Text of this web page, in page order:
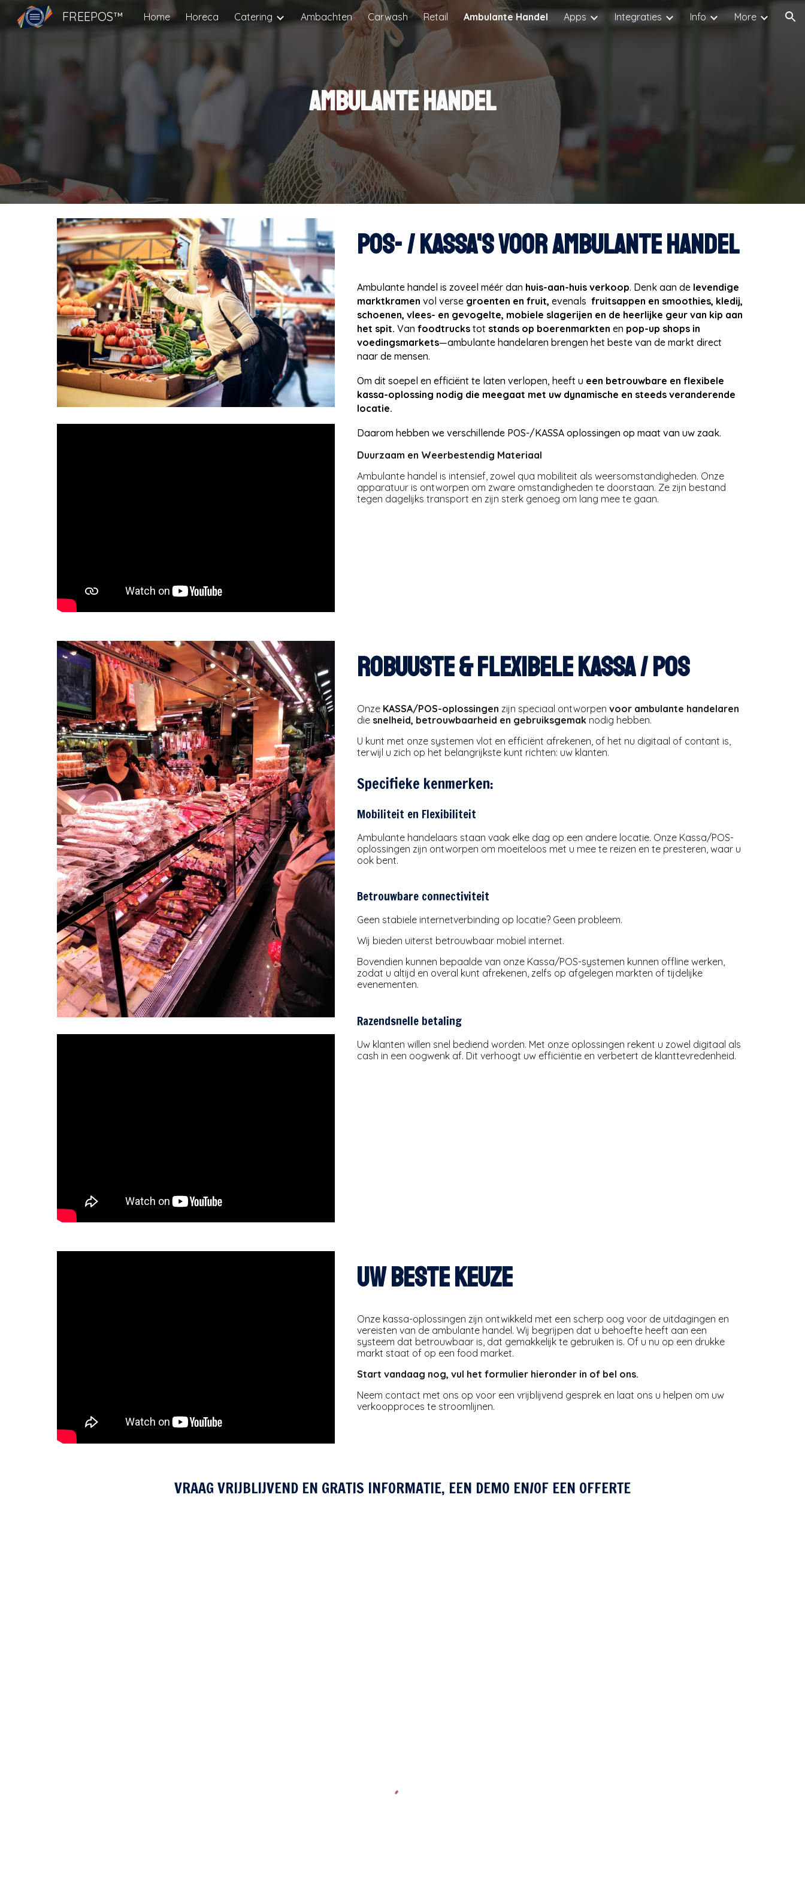
Skip to main content Skip to navigation
FREEPOS™ Home Horeca Catering Ambachten Carwash Retail Ambulante Handel Apps Integraties Info More
AMBULANTE HANDEL
POS- /KASSA'SVOORambulante handel
Ambulante handel is zoveel méér dan huis-aan-huis verkoop. Denk aan de levendige
marktkramen vol verse groenten en fruit,evenalsfruitsappen en smoothies, kledij,
schoenen, vlees- en gevogelte, mobiele slagerijen en de heerlijke geur van kip aan
het spit. Vanfoodtrucks tot stands op boerenmarkten en pop-up shops in
voedingsmarkets—ambulante handelaren brengen het beste van de markt direct
naar de mensen.
Om dit soepel en efficiënt te laten verlopen, heeft u een betrouwbare en flexibele
kassa-oplossing nodig die meegaat met uw dynamische en steeds veranderende
locatie.
Daarom hebben we verschillende POS-/KASSA oplossingen op maat van uw zaak.
Duurzaam en Weerbestendig Materiaal
Ambulante handel is intensief, zowel qua mobiliteit als weersomstandigheden. Onze
apparatuur is ontworpen om zware omstandigheden te doorstaan. Ze zijn bestand
tegen dagelijks transport en zijn sterk genoeg om lang mee te gaan.
Robuuste & flexibele KASSA / pos
Onze KASSA/POS-oplossingen zijn speciaal ontworpenvoor ambulante handelaren
die snelheid, betrouwbaarheid en gebruiksgemak nodig hebben.
U kunt met onze systemen vlot en efficiënt afrekenen, of het nu digitaal of contant is,
terwijl u zich op het belangrijkste kunt richten: uw klanten.
Specifieke kenmerken:
Mobiliteit en Flexibiliteit
Ambulante handelaars staan vaak elke dag op een andere locatie. Onze Kassa/POS-
oplossingen zijn ontworpen om moeiteloos met u mee te reizen en te presteren, waar u
ook bent.
Betrouwbare connectiviteit
Geen stabiele internetverbinding op locatie? Geen probleem.
Wij bieden uiterst betrouwbaar mobiel internet.
Bovendien kunnen bepaalde van onze Kassa/POS-systemen kunnen offline werken,
zodat u altijd en overal kunt afrekenen, zelfs op afgelegen markten of tijdelijke
evenementen.
Razendsnelle betaling
Uw klanten willen snel bediend worden. Met onze oplossingen rekent u zowel digitaal als
cash in een oogwenk af. Dit verhoogt uw efficiëntie en verbetert de klanttevredenheid.
UW BESTE KEUZE
Onze kassa-oplossingen zijn ontwikkeld met een scherp oog voor de uitdagingen en
vereisten van de ambulante handel. Wij begrijpen dat u behoefte heeft aan een
systeem dat betrouwbaar is, dat gemakkelijk te gebruiken is. Of u nu op een drukke
markt staat of op een food market.
Start vandaag nog, vul het formulier hieronder in of bel ons.
Neem contact met ons op voor een vrijblijvend gesprek en laat ons u helpen om uw
verkoopproces te stroomlijnen.
VRAAG VRIJBLIJVEND EN GRATIS INFORMATIE, EEN DEMO EN/OF EEN OFFERTE